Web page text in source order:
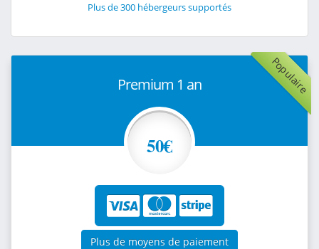
Plus de 300 hébergeurs supportés
Populaire
Premium 1 an
50€
Plus de moyens de paiement